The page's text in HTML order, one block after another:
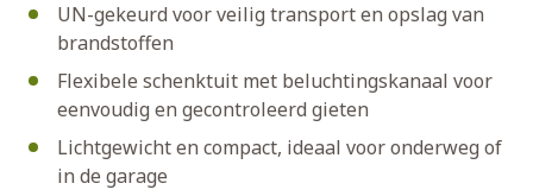
UN-gekeurd voor veilig transport en opslag van
brandstoffen
Flexibele schenktuit met beluchtingskanaal voor
eenvoudig en gecontroleerd gieten
Lichtgewicht en compact, ideaal voor onderweg of
in de garage